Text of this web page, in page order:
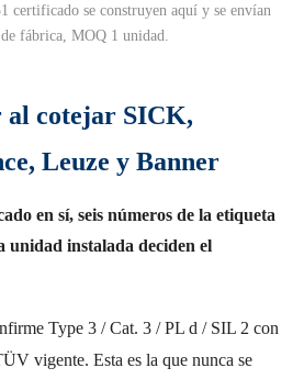
certificado se construyen aquí y se envían
fábrica, MOQ 1 unidad.
al cotejar SICK,
Leuze y Banner
en sí, seis números de la etiqueta
unidad instalada deciden el
Type 3 / Cat. 3 / PL d / SIL 2 con
vigente. Esta es la que nunca se